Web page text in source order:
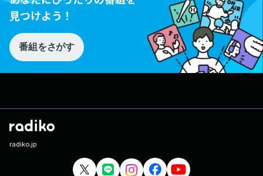
見つけよう！
番組をさがす
radiko.jp